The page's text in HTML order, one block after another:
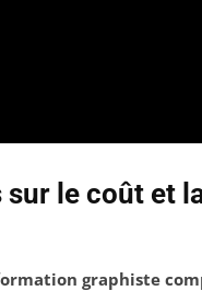
le coût et
graphiste